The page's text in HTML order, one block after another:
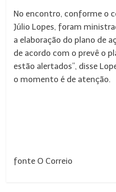
No encontro, conforme o
Júlio Lopes, foram
a elaboração do plano de
de acordo com o prevê o
estão alertados”, disse
o momento é de atenção.
fonte O Correio